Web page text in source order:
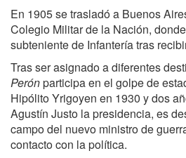
En 1905 se trasladó a Buenos
Colegio Militar de la Nación,
subteniente de Infantería tras
Tras ser asignado a diferentes
Perónparticipa en el golpe de
Hipólito Yrigoyen en 1930 y dos
Agustín Justo la presidencia, es
campo del nuevo ministro de
contacto con la política.